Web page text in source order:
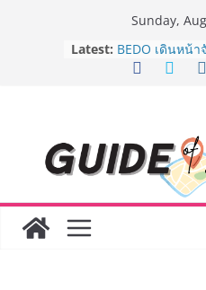
Sunday,
Latest: AirAsia X SEE
ยาวนานกว่า
“BIO TRADE
ระดับผลิตภัณฑ์
พาณิชย์อย่างยั่ง
LORDNINE จั
ปะทะ ฟิลิปปินส์